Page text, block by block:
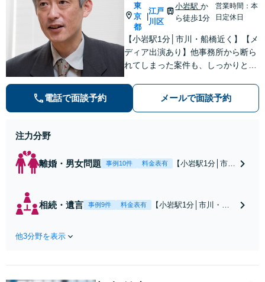
東
京
都
|
江戸
川区
小岩駅か
ら徒歩1分
営業時間：本
日定休日
【小岩駅1分│市川・船橋近く】【メ
ディア出演あり】他事務所から断ら
れてしまった案件も、しっかりと面
【解決実績約1000件】豊富な離婚調
停・裁判実績あり【不動産業界出
電話で面談予約 メールで面談予約
注力分野
離婚・男女問題 事例10件 料金表有
【小岩駅1分│市
回避、裁判提起前
の和解、子の認知
相続・遺言 事例9件 料金表有
【小岩駅1分│市川・船
【江戸川区内出張サー
他3分野を表示